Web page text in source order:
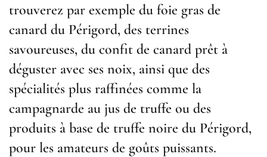
trouverez par exemple du foie gras de
canard du Périgord, des terrines
savoureuses, du confit de canard prêt à
déguster avec ses noix, ainsi que des
spécialités plus raffinées comme la
campagnarde au jus de truffe ou des
produits à base de truffe noire du Périgord,
pour les amateurs de goûts puissants.